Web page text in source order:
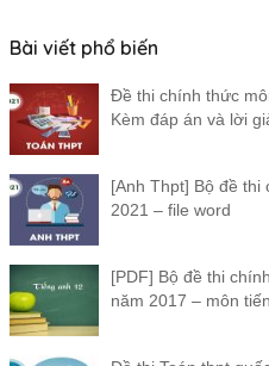
Bài viết phổ biến
Đề thi chính thức
Kèm đáp án và lời
[Anh Thpt] Bộ đề thi
2021 – file word
[PDF] Bộ đề thi
năm 2017 – môn